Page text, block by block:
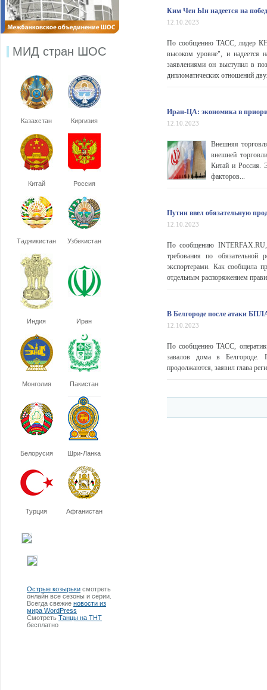
МИД стран ШОС
Казахстан Киргизия
Китай Россия
Таджикистан Узбекистан
Индия Иран
Монголия Пакистан
Белорусия Шри-Ланка
Турция Афганистан
Острые козырьки смотреть
онлайн все сезоны и серии.
Всегда свежие новости из
мира WordPress
Смотреть Танцы на ТНТ
бесплатно
Ким Чен Ын надеется на
12.10.2023
По сообщению ТАСС, лидер
высоком уровне", и надеется
заявлениями он выступил в
дипломатических отношений
Иран-ЦА: экономика в
12.10.2023
Внешняя
внешней
Китай и Россия.
факторов...
Путин ввел обязательную
12.10.2023
По сообщению
требования по
экспортерами. Как сообщила
отдельным распоряжением
В Белгороде после атаки
12.10.2023
По сообщению ТАСС,
завалов дома в Белгороде.
продолжаются, заявил глава